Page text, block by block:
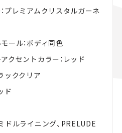
プレミアムクリスタルガーネ
ール：ボディ同色
クセントカラー：レッド
ッククリア
ド
ドルライニング、PRELUDE